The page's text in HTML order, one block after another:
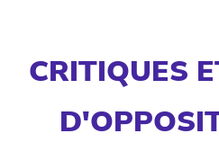
CRITIQUES